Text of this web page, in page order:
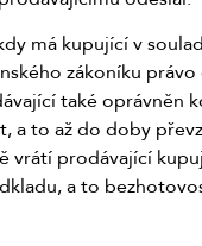
má kupující v
zákoníku
také oprávněn
a to až do doby
vrátí prodávající
a to